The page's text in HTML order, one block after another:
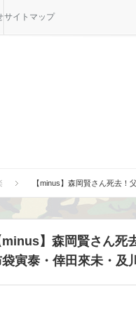
サイトマップ
【minus】森岡賢さん死去！
minus】森岡賢さん死
寅泰・倖田來未・及